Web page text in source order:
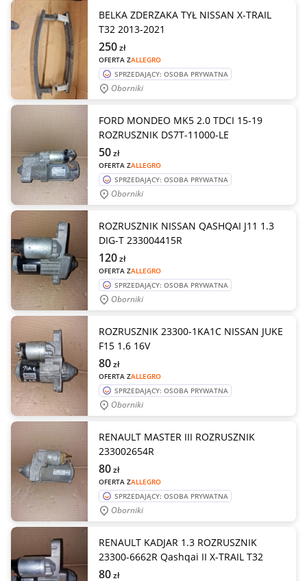
BELKA ZDERZAKA TYŁ NISSAN X-TRAIL
T32 2013-2021
OFERTA ZALLEGRO
250zł
SPRZEDAJĄCY: OSOBA PRYWATNA
Oborniki
FORD MONDEO MK5 2.0 TDCI 15-19
ROZRUSZNIK DS7T-11000-LE
OFERTA ZALLEGRO
50zł
SPRZEDAJĄCY: OSOBA PRYWATNA
Oborniki
ROZRUSZNIK NISSAN QASHQAI J11 1.3
DIG-T 233004415R
OFERTA ZALLEGRO
120zł
SPRZEDAJĄCY: OSOBA PRYWATNA
Oborniki
ROZRUSZNIK 23300-1KA1C NISSAN JUKE
F15 1.6 16V
OFERTA ZALLEGRO
80zł
SPRZEDAJĄCY: OSOBA PRYWATNA
Oborniki
RENAULT MASTER III ROZRUSZNIK
233002654R
OFERTA ZALLEGRO
80zł
SPRZEDAJĄCY: OSOBA PRYWATNA
Oborniki
RENAULT KADJAR 1.3 ROZRUSZNIK
23300-6662R Qashqai II X-TRAIL T32
80zł